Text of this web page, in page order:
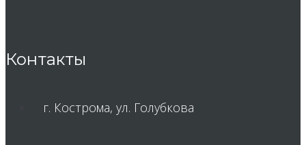
Контакты
г. Кострома, ул. Голубкова